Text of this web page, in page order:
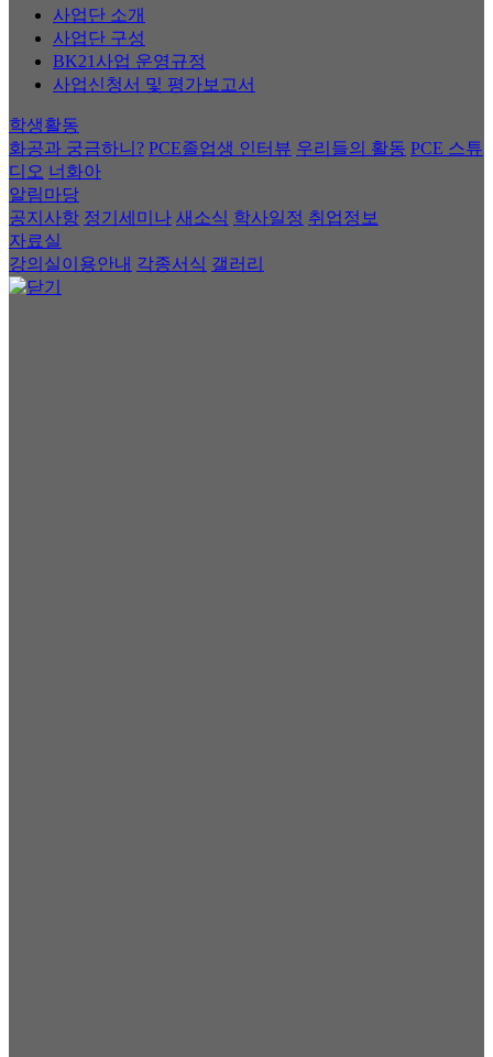
사업단 소개
사업단 구성
BK21사업 운영규정
사업신청서 및 평가보고서
학생활동
화공과 궁금하니? PCE졸업생 인터뷰 우리들의 활동 PCE 스튜
디오 너화아
알림마당
공지사항 정기세미나 새소식 학사일정 취업정보
자료실
강의실이용안내 각종서식 갤러리